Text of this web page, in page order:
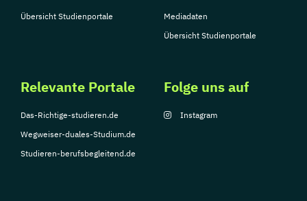
Übersicht Studienportale
Mediadaten
Übersicht Studienportale
Relevante Portale
Das-Richtige-studieren.de
Wegweiser-duales-Studium.de
Studieren-berufsbegleitend.de
Folge uns auf
Instagram